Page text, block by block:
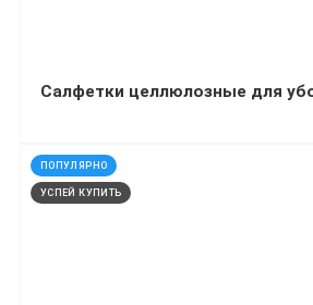
ПОПУЛЯРНО
УСПЕЙ КУПИТЬ
код: 91140